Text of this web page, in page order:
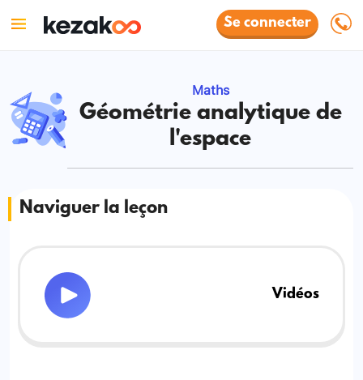
Se connecter
Maths
Géométrie analytique de
l'espace
Naviguer la leçon
Vidéos